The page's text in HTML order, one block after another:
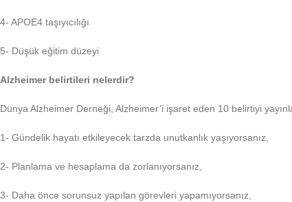
4- APOE4 taşıyıcılığı
5- Düşük eğitim düzeyi
Alzheimer belirtileri nelerdir?
Dünya Alzheimer Derneği, Alzheimer’i işaret eden 10 belirtiyi
1- Gündelik hayatı etkileyecek tarzda unutkanlık yaşıyorsanız,
2- Planlama ve hesaplama da zorlanıyorsanız,
3- Daha önce sorunsuz yapılan görevleri yapamıyorsanız,